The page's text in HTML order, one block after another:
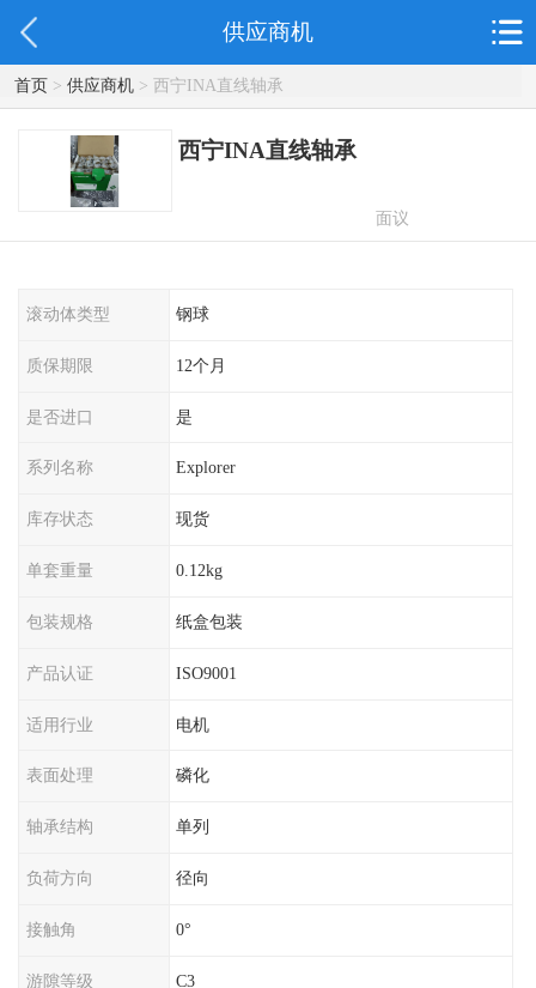
供应商机
首页> 供应商机> 西宁INA直线轴承
西宁INA直线轴承
面议
滚动体类型 钢球
质保期限 12个月
是否进口 是
系列名称 Explorer
库存状态 现货
单套重量 0.12kg
包装规格 纸盒包装
产品认证 ISO9001
适用行业 电机
表面处理 磷化
轴承结构 单列
负荷方向 径向
接触角 0°
游隙等级 C3